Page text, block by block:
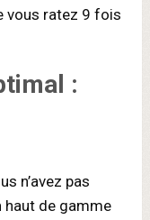
vous ratez 9 fois
:
n’avez pas
haut de gamme